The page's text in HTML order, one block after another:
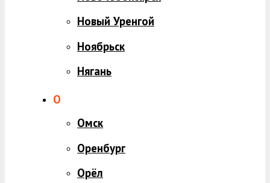
Новый Уренгой
Ноябрьск
Нягань
О
Омск
Оренбург
Орёл